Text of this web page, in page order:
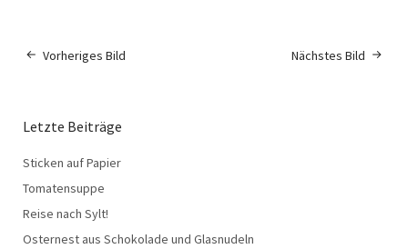
Nächstes Bild
Vorheriges Bild
Letzte Beiträge
Sticken auf Papier
Tomatensuppe
Reise nach Sylt!
Osternest aus Schokolade und Glasnudeln